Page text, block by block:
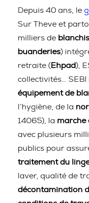
Depuis 40 ans, le
Sur Theve et
milliers de
buanderies)
retraite (Ehpad),
collectivités…
équipement de
l’hygiène, de la
14065), la marche
avec plusieurs
publics pour
traitement du
laver, qualité de
décontamination